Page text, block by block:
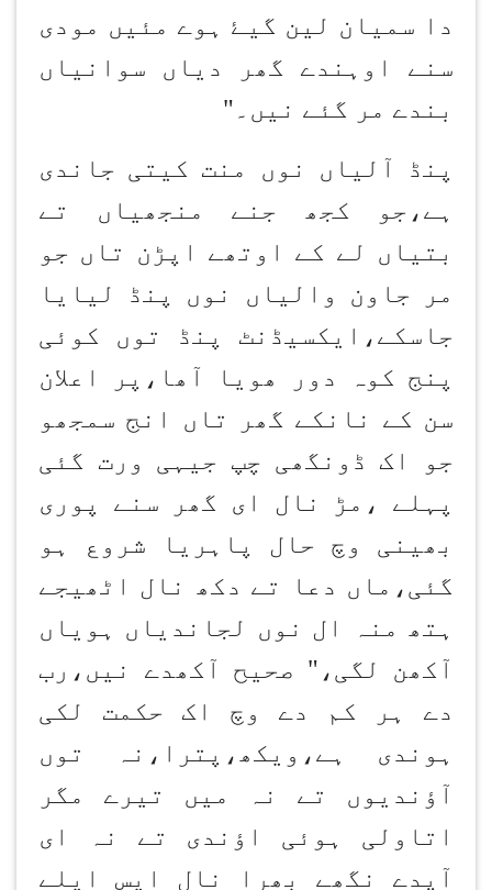
دا سمیان لین گی ۓ ہوے مئیں مودی
سنے اوہندے گھر دیاں سوانیاں
بندے مر گئے نیں۔"
پنڈ آلیاں نوں منت کیتی جاندی
ہے،جو کجھ جنے منجھیاں تے
بتیاں لے کے اوتھے اپڑن تاں جو
مر جاون والیاں نوں پنڈ لیایا
جاسکے،ایکسیڈنٹ پنڈ توں کوئی
پنج کوہ دور ھویا آھا،پر اعلان
سن کے نانکے گھر تاں انج سمجھو
جو اک ڈونگھی چپ جیہی ورت گئی
پہلے ،مڑ نال ای گھر سنے پوری
بھینی وچ حال پاہریا شروع ہو
گئی،ماں دعا تے دکھ نال اٹھیجے
ہتھ منہ ال نوں لجاندیاں ہویاں
آکھن لگی،" صحیح آکھدے نیں،رب
دے ہر کم دے وچ اک حکمت لکی
ہوندی ہے،ویکھ،پترا،نہ توں
آؤندیوں تے نہ میں تیرے مگر
اتاولی ہوئی اؤندی تے نہ ای
آپدے نگھے بھرا نال ایس ایلے